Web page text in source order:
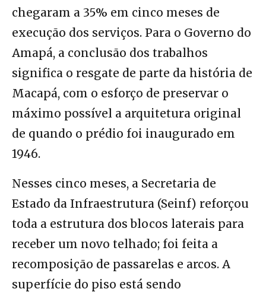
chegaram a 35% em cinco meses de
execução dos serviços. Para o Governo do
Amapá, a conclusão dos trabalhos
significa o resgate de parte da história de
Macapá, com o esforço de preservar o
máximo possível a arquitetura original
de quando o prédio foi inaugurado em
1946.
Nesses cinco meses, a Secretaria de
Estado da Infraestrutura (Seinf) reforçou
toda a estrutura dos blocos laterais para
receber um novo telhado; foi feita a
recomposição de passarelas e arcos. A
superfície do piso está sendo